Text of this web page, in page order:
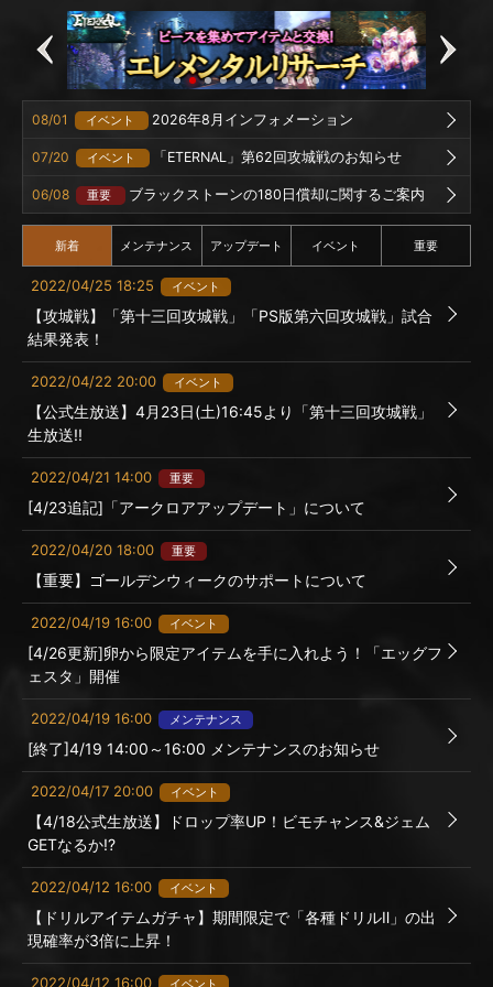
08/01 イベント 2026年8月インフォメーション
07/20 イベント 「ETERNAL」第62回攻城戦のお知らせ
06/08 重要 ブラックストーンの180日償却に関するご案内
新着 メンテナンス アップデート イベント 重要
2022/04/25 18:25 イベント
【攻城戦】「第十三回攻城戦」「PS版第六回攻城戦」試合
結果発表！
2022/04/22 20:00 イベント
【公式生放送】4月23日(土)16:45より「第十三回攻城戦」
生放送!!
2022/04/21 14:00 重要
[4/23追記]「アークロアアップデート」について
2022/04/20 18:00 重要
【重要】ゴールデンウィークのサポートについて
2022/04/19 16:00 イベント
[4/26更新]卵から限定アイテムを手に入れよう！「エッグフ
ェスタ」開催
2022/04/19 16:00 メンテナンス
[終了]4/19 14:00～16:00 メンテナンスのお知らせ
2022/04/17 20:00 イベント
【4/18公式生放送】ドロップ率UP！ビモチャンス&ジェム
GETなるか!?
2022/04/12 16:00 イベント
【ドリルアイテムガチャ】期間限定で「各種ドリルⅡ」の出
現確率が3倍に上昇！
2022/04/12 16:00 イベント